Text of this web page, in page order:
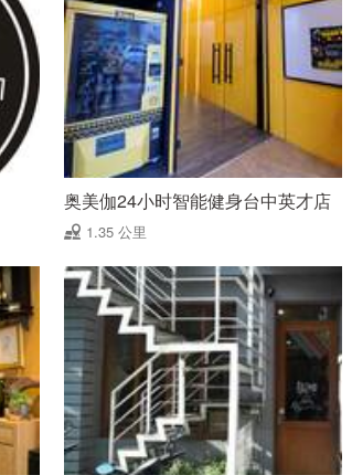
奥美伽24小时智能健身台中英才店
1.35 公里